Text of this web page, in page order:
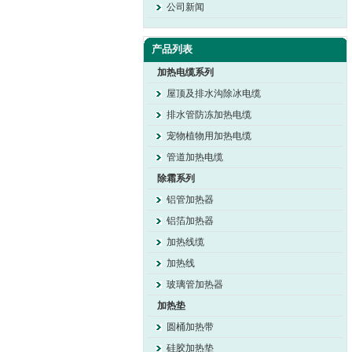
公司新闻
产品列表
加热电缆系列
屋顶及排水沟除冰电缆
排水管防冻加热电缆
宠物植物用加热电缆
管道加热电缆
除霜系列
铝管加热器
铝箔加热器
加热线缆
加热线
玻璃管加热器
加热垫
圆桶加热带
硅胶加热垫